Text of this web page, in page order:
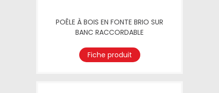
POÊLE À BOIS EN FONTE BRIO SUR
BANC RACCORDABLE
Fiche produit